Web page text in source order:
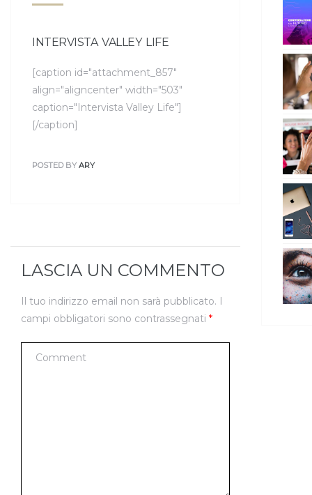
INTERVISTA VALLEY LIFE
[caption id="attachment_857"
align="aligncenter" width="503"
caption="Intervista Valley Life"]
[/caption]
POSTED BY ARY
LASCIA UN COMMENTO
Il tuo indirizzo email non sarà pubblicato. I
campi obbligatori sono contrassegnati *